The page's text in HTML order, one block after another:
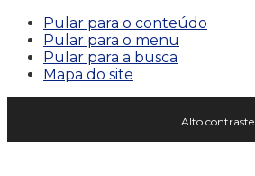
Pular para o conteúdo
Pular para o menu
Pular para a busca
Mapa do site
Alto contraste